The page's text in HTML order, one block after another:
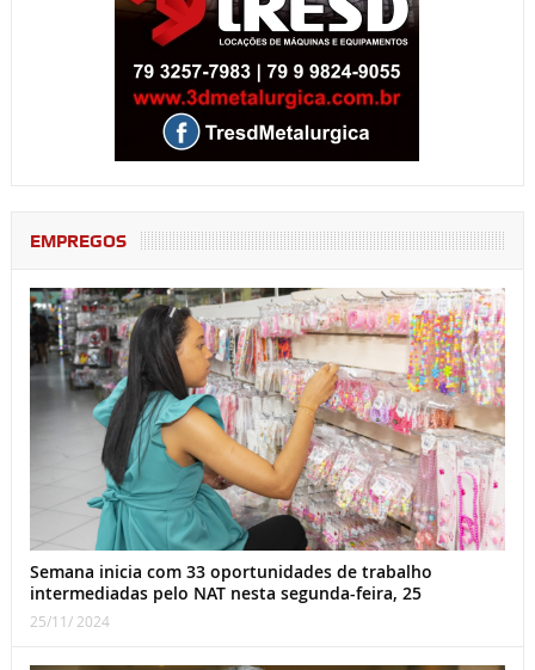
EMPREGOS
Semana inicia com 33 oportunidades de trabalho
intermediadas pelo NAT nesta segunda-feira, 25
25/11/ 2024